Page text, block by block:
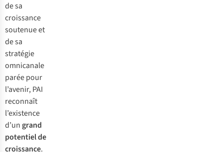
de sa
croissance
soutenue et
de sa
stratégie
omnicanale
parée pour
l’avenir, PAI
reconnaît
l’existence
d’un grand
potentiel de
croissance.